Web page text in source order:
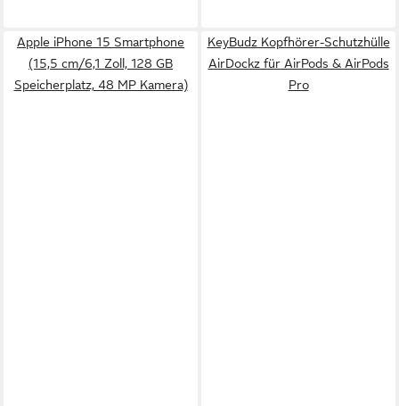
Apple iPhone 15 Smartphone
(15,5 cm/6,1 Zoll, 128 GB
Speicherplatz, 48 MP Kamera)
KeyBudz Kopfhörer-Schutzhülle
AirDockz für AirPods & AirPods
Pro